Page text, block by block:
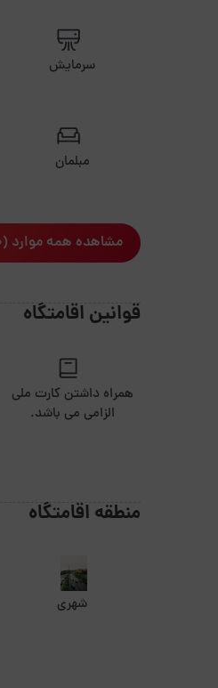
سرمایش
مبلمان
مشاهده همه موارد (10 مورد)
قوانین اقامتگاه
همراه داشتن کارت ملی
الزامی می باشد.
منطقه اقامتگاه
شهری